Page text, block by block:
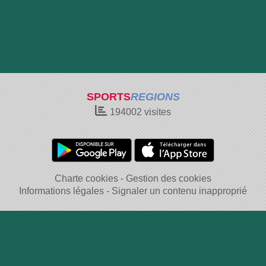
SPORTSREGIONS
194002 visites
Charte cookies
Gestion des cookies
Informations légales
Signaler un contenu inapproprié